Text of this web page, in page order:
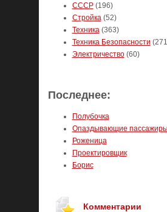
СССР(196)
Стройка(52)
Техника(363)
Техника Безопасности
Электричество(60)
Последнее:
Полубочка
Опаздывающие пассажиры
Роженица
Проектировщик
Борис
Комментарии